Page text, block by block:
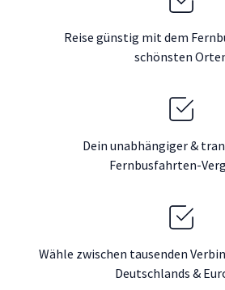
Reise günstig mit dem
schönsten
Dein unabhängiger &
Fernbusfahrten-
Wähle zwischen tausenden
Deutschlands &